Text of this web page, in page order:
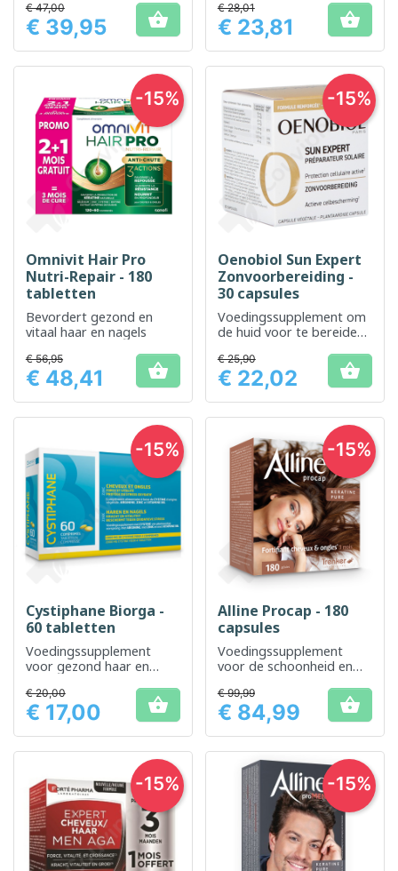
en hoofdhuid
Prijs
€ 47,00
€ 39,95  Prijs
€ 28,01
€ 23,81 
Omnivit Hair Pro
Nutri-Repair - 180
tabletten
Bevordert gezond en
vitaal haar en nagels
Prijs
€ 56,95
€ 48,41 
-15%
Oenobiol Sun Expert
Zonvoorbereiding -
30 capsules
Voedingssupplement om
de huid voor te bereiden
zon
Prijs
€ 25,90
€ 22,02 
-15%
Cystiphane Biorga -
60 tabletten
Voedingssupplement
voor gezond haar en
Prijs
€ 20,00
€ 17,00 
-15%
Alline Procap - 180
capsules
Voedingssupplement
voor de schoonheid en
Prijs
€ 99,99
€ 84,99 
-15%
-15% -15%